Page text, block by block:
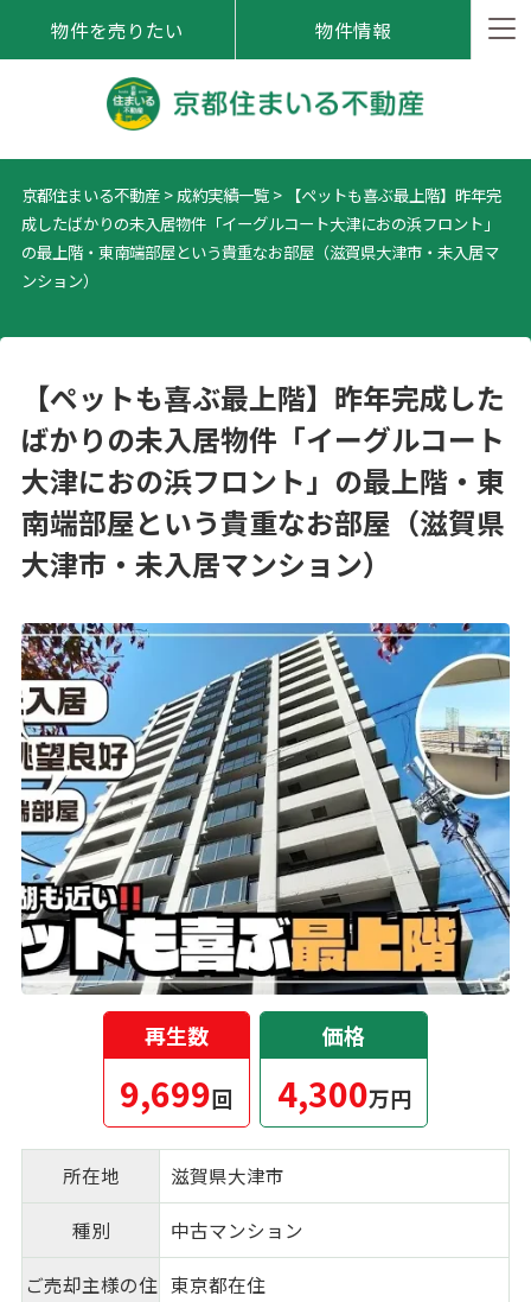
物件を売りたい 物件情報
京都住まいる不動産>成約実績一覧> 【ペットも喜ぶ最上階】昨年完
成したばかりの未入居物件「イーグルコート大津におの浜フロント」
の最上階・東南端部屋という貴重なお部屋（滋賀県大津市・未入居マ
ンション）
【ペットも喜ぶ最上階】昨年完成した
ばかりの未入居物件「イーグルコート
大津におの浜フロント」の最上階・東
南端部屋という貴重なお部屋（滋賀県
大津市・未入居マンション）
再生数
9,699回
価格
4,300万円
所在地 滋賀県大津市
種別 中古マンション
ご売却主様の住 東京都在住